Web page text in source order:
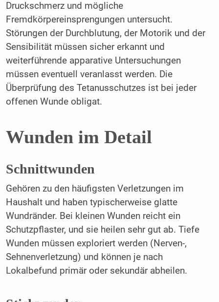
Druckschmerz und mögliche
Fremdkörpereinsprengungen untersucht.
Störungen der Durchblutung, der Motorik und der
Sensibilität müssen sicher erkannt und
weiterführende apparative Untersuchungen
müssen eventuell veranlasst werden. Die
Überprüfung des Tetanusschutzes ist bei jeder
offenen Wunde obligat.
Wunden im Detail
Schnittwunden
Gehören zu den häufigsten Verletzungen im
Haushalt und haben typischerweise glatte
Wundränder. Bei kleinen Wunden reicht ein
Schutzpflaster, und sie heilen sehr gut ab. Tiefe
Wunden müssen exploriert werden (Nerven-,
Sehnenverletzung) und können je nach
Lokalbefund primär oder sekundär abheilen.